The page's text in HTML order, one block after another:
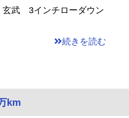
玄武 3インチローダウン
続きを読む
km